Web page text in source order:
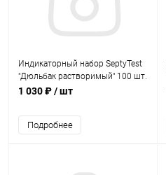
Индикаторный набор SeptyTest
"Дюльбак растворимый" 100 шт.
1 030 ₽/ шт
Подробнее